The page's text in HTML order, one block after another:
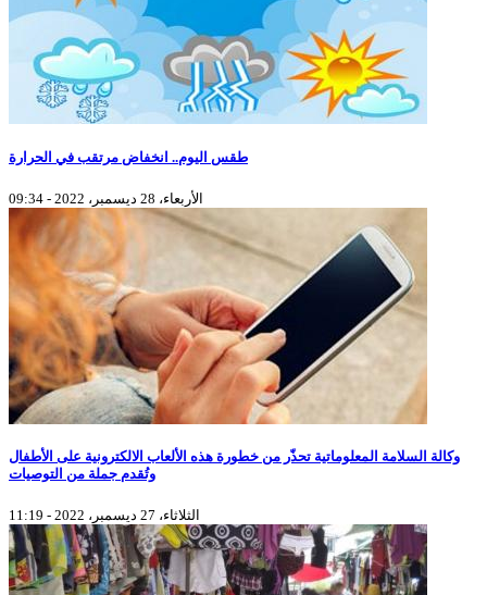
طقس اليوم.. انخفاض مرتقب في الحرارة
الأربعاء، 28 ديسمبر، 2022 - 09:34
وكالة السلامة المعلوماتية تحذّر من خطورة هذه الألعاب الالكترونية على الأطفال
وتُقدم جملة من التوصيات
الثلاثاء، 27 ديسمبر، 2022 - 11:19